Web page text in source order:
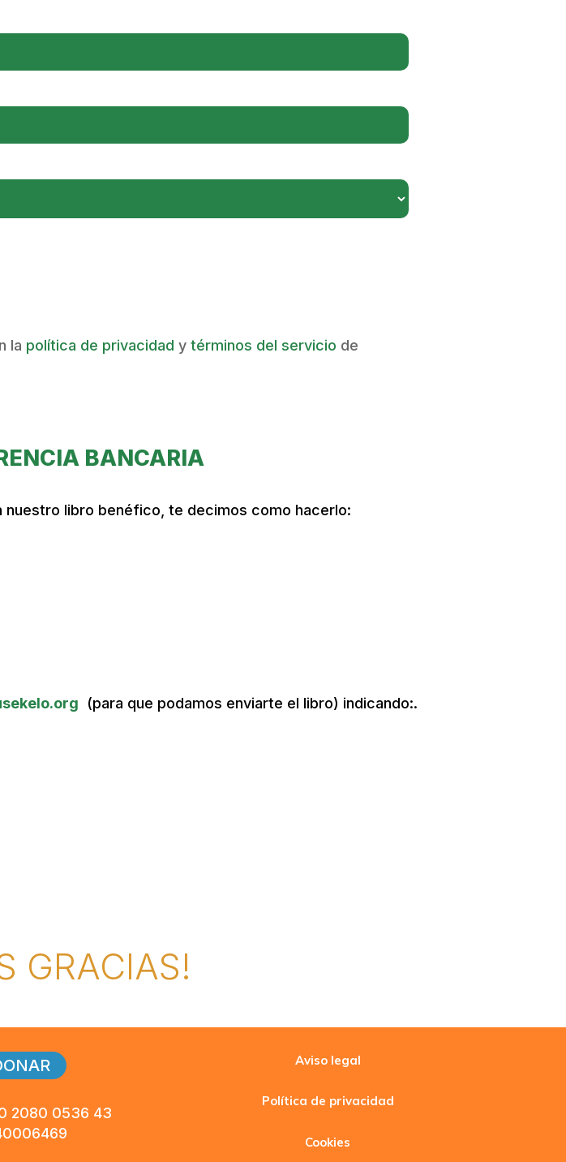
la política de privacidad y términos del servicio de
BANCARIA
libro benéfico, te decimos como hacerlo:
(para que podamos enviarte el libro) indicando:.
GRACIAS!
2080 0536 43
Aviso legal
Política de privacidad
Cookies